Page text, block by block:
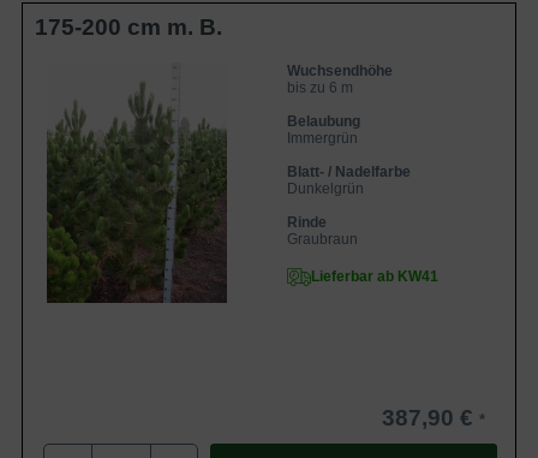
175-200 cm m. B.
Wuchsendhöhe
bis zu 6 m
Belaubung
Immergrün
Blatt- / Nadelfarbe
Dunkelgrün
Rinde
Graubraun
Lieferbar ab KW41
387,90 €